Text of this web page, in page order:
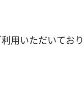
用いただいてお